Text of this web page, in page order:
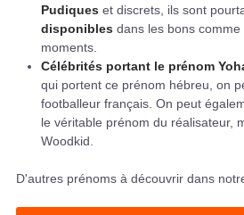
Pudiques et discrets, ils sont
disponibles dans les bons
moments.
Célébrités portant le prénom
qui portent ce prénom hébreu, on
footballeur français. On peut
le véritable prénom du réalisateur,
Woodkid.
D'autres prénoms à découvrir dans